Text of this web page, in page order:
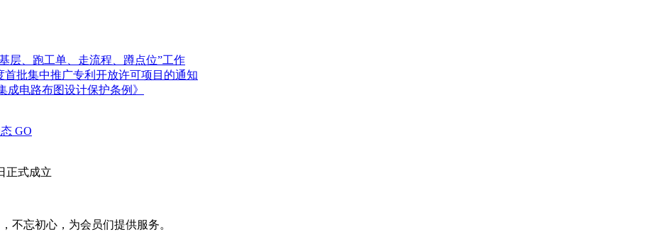
层、跑工单、走流程、蹲点位”工作
批集中推广专利开放许可项目的通知
电路布图设计保护条例》
GO
正式成立
不忘初心，为会员们提供服务。